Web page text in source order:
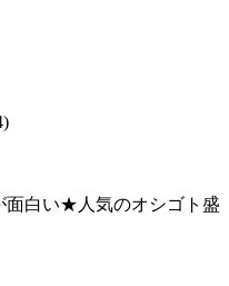
面白い★人気のオシゴト盛